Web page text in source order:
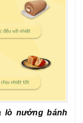
lò nướng bánh